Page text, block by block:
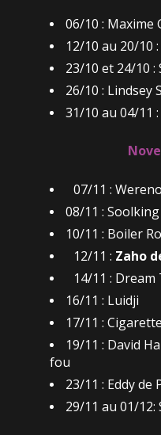
06/10 : Maxime
12/10 au 20/10 :
23/10 et 24/10 :
26/10 : Lindsey
31/10 au 04/11
07/11 :
08/11 : Soolking
10/11 : Boiler
12/11 : Zaho
14/11 :
16/11 : Luidji
17/11 :
19/11 : David
fou
23/11 : Eddy de
29/11 au 01/12: